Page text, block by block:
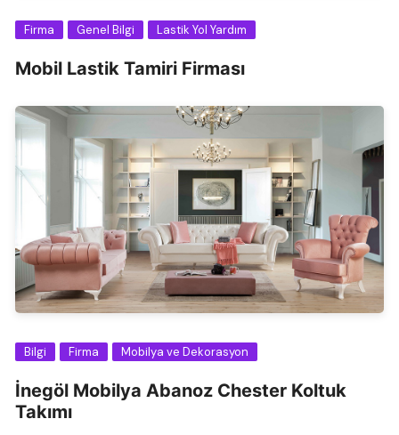
Firma Genel Bilgi Lastik Yol Yardım
Mobil Lastik Tamiri Firması
Bilgi Firma Mobilya ve Dekorasyon
İnegöl Mobilya Abanoz Chester Koltuk
Takımı